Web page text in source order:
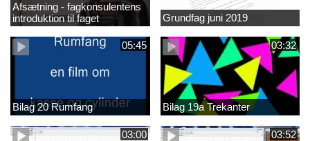
Afsætning - fagkonsulentens
introduktion til faget
Grundfag juni 2019
05:45
Bilag 20 Rumfang
03:32
Bilag 19a Trekanter
03:00 03:52